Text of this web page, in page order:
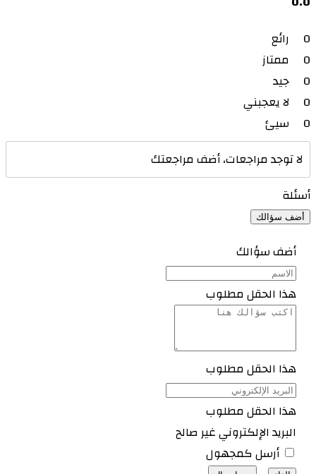
0
رائع
0
ممتاز
0
جيد
0
لا يعجبني
0
سيئ
لا توجد مراجعات، أضف مراجعتك
أسئلة
أضف سؤالك
أضف سؤالك
هذا الحقل مطلوب
هذا الحقل مطلوب
هذا الحقل مطلوب
البريد الإلكتروني غير صالح
أرسل كمجهول